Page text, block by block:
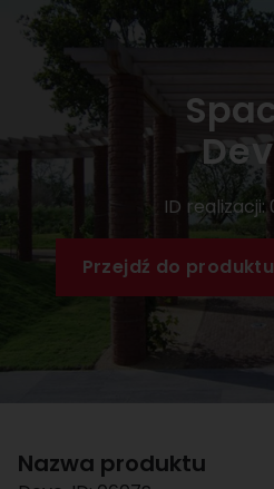
ID realizacji:
Przejdź do produktu
Nazwa produktu